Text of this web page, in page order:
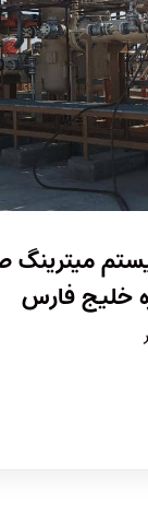
میترینگ
خلیج فارس